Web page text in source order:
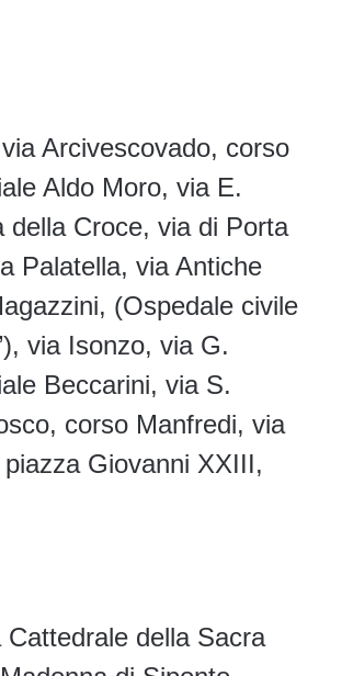
Arcivescovado, corso
Aldo Moro, via E.
della Croce, via di Porta
Palatella, via Antiche
(Ospedale civile
via Isonzo, via G.
Beccarini, via S.
corso Manfredi, via
Giovanni XXIII,
Cattedrale della Sacra